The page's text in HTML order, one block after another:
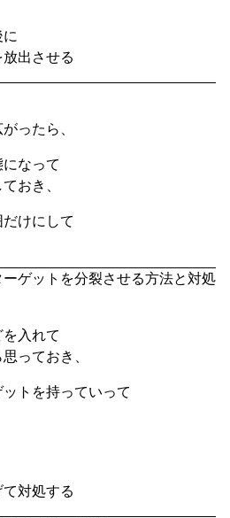
に
出させる
ったら、
なって
おき、
けにして
ーゲットを分裂させる方法と対処
入れて
っておき、
トを持っていって
対処する